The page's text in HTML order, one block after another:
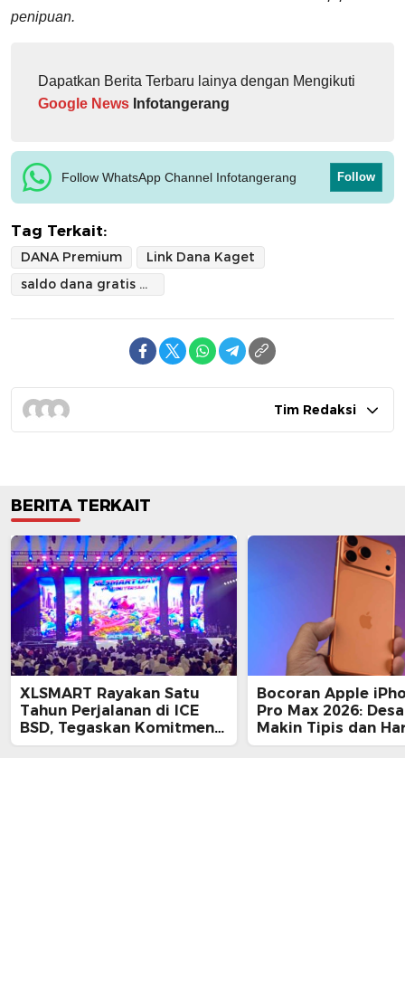
penipuan.
Dapatkan Berita Terbaru lainya dengan Mengikuti
Google News Infotangerang
Follow WhatsApp Channel Infotangerang Follow
Tag Terkait:
DANA Premium
Link Dana Kaget
saldo dana gratis 2025
Tim Redaksi
BERITA TERKAIT
XLSMART Rayakan Satu
Tahun Perjalanan di ICE
BSD, Tegaskan Komitmen
Perkuat Jaringan dan
Bocoran Apple
Pro Max 2026:
Makin Tipis dan
Tembus Rp25 Juta